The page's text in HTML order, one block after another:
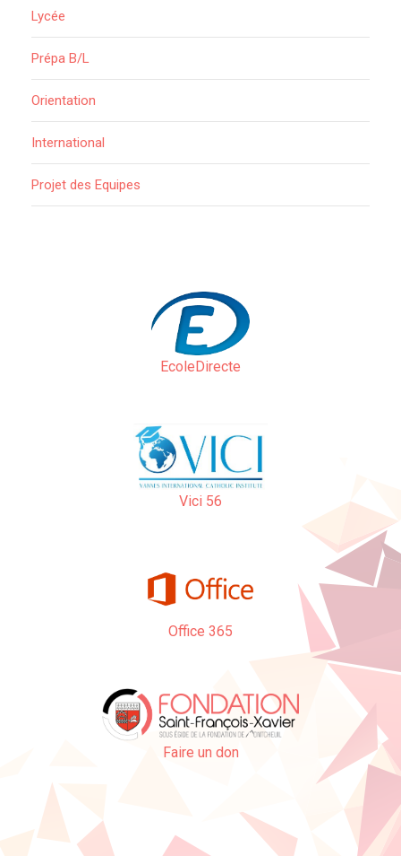
Lycée
Prépa B/L
Orientation
International
Projet des Equipes
EcoleDirecte
Vici 56
Office 365
Faire un don